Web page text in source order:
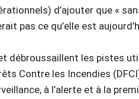
d’ajouter que «
pas ce qu’elle est
débroussaillent les pistes
Contre les Incendies
à l’alerte et à la